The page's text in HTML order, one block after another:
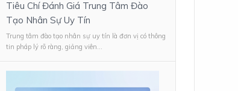
Tiêu Chí Đánh Giá Trung Tâm Đào
Tạo Nhân Sự Uy Tín
Trung tâm đào tạo nhân sự uy tín là đơn vị có thông
tin pháp lý rõ ràng, giảng viên...